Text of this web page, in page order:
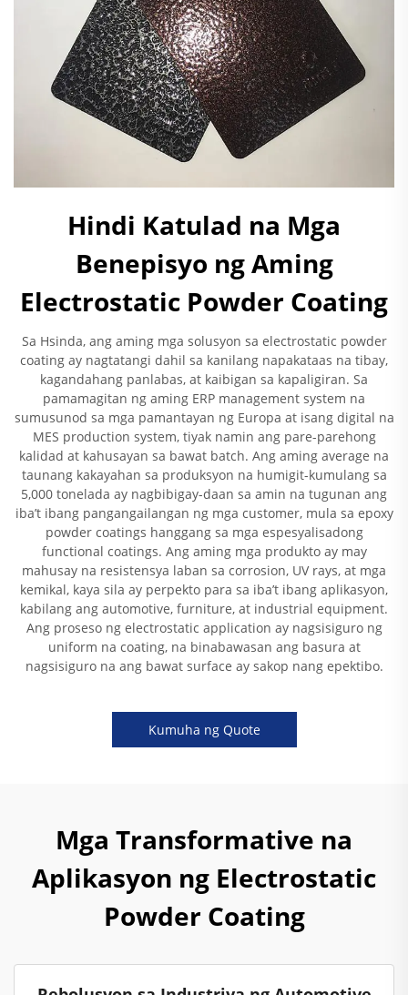
Hindi Katulad na Mga
Benepisyo ng Aming
Electrostatic Powder Coating
Sa Hsinda, ang aming mga solusyon sa electrostatic powder
coating ay nagtatangi dahil sa kanilang napakataas na tibay,
kagandahang panlabas, at kaibigan sa kapaligiran. Sa
pamamagitan ng aming ERP management system na
sumusunod sa mga pamantayan ng Europa at isang digital na
MES production system, tiyak namin ang pare-parehong
kalidad at kahusayan sa bawat batch. Ang aming average na
taunang kakayahan sa produksyon na humigit-kumulang sa
5,000 tonelada ay nagbibigay-daan sa amin na tugunan ang
iba’t ibang pangangailangan ng mga customer, mula sa epoxy
powder coatings hanggang sa mga espesyalisadong
functional coatings. Ang aming mga produkto ay may
mahusay na resistensya laban sa corrosion, UV rays, at mga
kemikal, kaya sila ay perpekto para sa iba’t ibang aplikasyon,
kabilang ang automotive, furniture, at industrial equipment.
Ang proseso ng electrostatic application ay nagsisiguro ng
uniform na coating, na binabawasan ang basura at
nagsisiguro na ang bawat surface ay sakop nang epektibo.
Kumuha ng Quote
Mga Transformative na
Aplikasyon ng Electrostatic
Powder Coating